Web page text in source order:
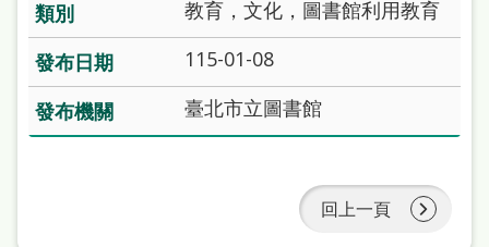
系
統
English
日
教育，文化，圖書館利用教育
115-01-08
臺北市立圖書館
回上一頁